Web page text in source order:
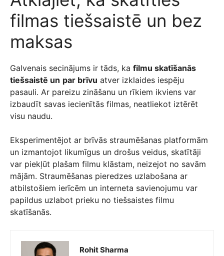
filmas tiešsaistē un bez
maksas
Galvenais secinājums ir tāds, ka filmu skatīšanās
tiešsaistē un par brīvu atver izklaides iespēju
pasauli. Ar pareizu zināšanu un rīkiem ikviens var
izbaudīt savas iecienītās filmas, neatliekot iztērēt
visu naudu.
Eksperimentējot ar brīvās straumēšanas platformām
un izmantojot likumīgus un drošus veidus, skatītāji
var piekļūt plašam filmu klāstam, neizejot no savām
mājām. Straumēšanas pieredzes uzlabošana ar
atbilstošiem ierīcēm un interneta savienojumu var
papildus uzlabot prieku no tiešsaistes filmu
skatīšanās.
Rohit Sharma